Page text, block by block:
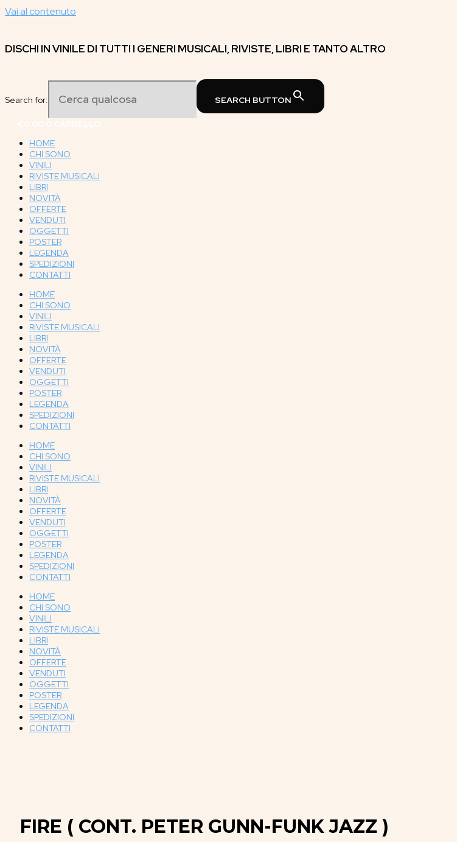
Vai al contenuto
DISCHI IN VINILE DI TUTTI I GENERI MUSICALI, RIVISTE, LIBRI E TANTO ALTRO
Search for: SEARCH BUTTON
HOME
CHI SONO
VINILI
RIVISTE MUSICALI
LIBRI
NOVITÀ
OFFERTE
VENDUTI
OGGETTI
POSTER
LEGENDA
SPEDIZIONI
CONTATTI
HOME
CHI SONO
VINILI
RIVISTE MUSICALI
LIBRI
NOVITÀ
OFFERTE
VENDUTI
OGGETTI
POSTER
LEGENDA
SPEDIZIONI
CONTATTI
HOME
CHI SONO
VINILI
RIVISTE MUSICALI
LIBRI
NOVITÀ
OFFERTE
VENDUTI
OGGETTI
POSTER
LEGENDA
SPEDIZIONI
CONTATTI
HOME
CHI SONO
VINILI
RIVISTE MUSICALI
LIBRI
NOVITÀ
OFFERTE
VENDUTI
OGGETTI
POSTER
LEGENDA
SPEDIZIONI
CONTATTI
FIRE ( CONT. PETER GUNN-FUNK JAZZ )